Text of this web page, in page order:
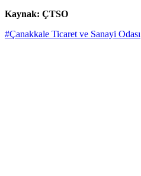
Kaynak: ÇTSO
#Çanakkale Ticaret ve Sanayi Odası